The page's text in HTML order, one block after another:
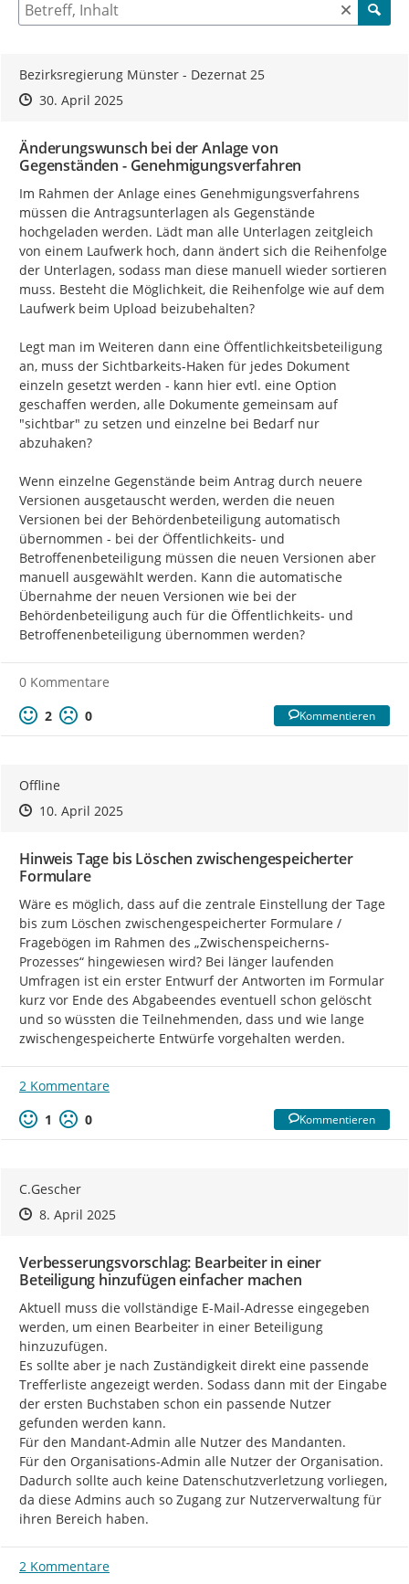
Bezirksregierung Münster - Dezernat 25
Zeitpunkt des Erstellens
Zeitpunkt des Erstellens
30. April 2025Zur Äußerung
Änderungswunsch bei der Anlage von
Gegenständen - Genehmigungsverfahren
Im Rahmen der Anlage eines Genehmigungsverfahrens
müssen die Antragsunterlagen als Gegenstände
hochgeladen werden. Lädt man alle Unterlagen zeitgleich
von einem Laufwerk hoch, dann ändert sich die Reihenfolge
der Unterlagen, sodass man diese manuell wieder sortieren
muss. Besteht die Möglichkeit, die Reihenfolge wie auf dem
Laufwerk beim Upload beizubehalten?
Legt man im Weiteren dann eine Öffentlichkeitsbeteiligung
an, muss der Sichtbarkeits-Haken für jedes Dokument
einzeln gesetzt werden - kann hier evtl. eine Option
geschaffen werden, alle Dokumente gemeinsam auf
"sichtbar" zu setzen und einzelne bei Bedarf nur
abzuhaken?
Wenn einzelne Gegenstände beim Antrag durch neuere
Versionen ausgetauscht werden, werden die neuen
Versionen bei der Behördenbeteiligung automatisch
übernommen - bei der Öffentlichkeits- und
Betroffenenbeteiligung müssen die neuen Versionen aber
manuell ausgewählt werden. Kann die automatische
Übernahme der neuen Versionen wie bei der
Behördenbeteiligung auch für die Öffentlichkeits- und
Betroffenenbeteiligung übernommen werden?
0 Kommentare
2
0 Kommentieren
Offline
Zeitpunkt des Erstellens
Zeitpunkt des Erstellens
10. April 2025Zur Äußerung
Hinweis Tage bis Löschen zwischengespeicherter
Formulare
Wäre es möglich, dass auf die zentrale Einstellung der Tage
bis zum Löschen zwischengespeicherter Formulare /
Fragebögen im Rahmen des „Zwischenspeicherns-
Prozesses“ hingewiesen wird? Bei länger laufenden
Umfragen ist ein erster Entwurf der Antworten im Formular
kurz vor Ende des Abgabeendes eventuell schon gelöscht
und so wüssten die Teilnehmenden, dass und wie lange
zwischengespeicherte Entwürfe vorgehalten werden.
2 Kommentare
1
0 Kommentieren
C.Gescher
Zeitpunkt des Erstellens
Zeitpunkt des Erstellens
8. April 2025Zur Äußerung
Verbesserungsvorschlag: Bearbeiter in einer
Beteiligung hinzufügen einfacher machen
Aktuell muss die vollständige E-Mail-Adresse eingegeben
werden, um einen Bearbeiter in einer Beteiligung
hinzuzufügen.
Es sollte aber je nach Zuständigkeit direkt eine passende
Trefferliste angezeigt werden. Sodass dann mit der Eingabe
der ersten Buchstaben schon ein passende Nutzer
gefunden werden kann.
Für den Mandant-Admin alle Nutzer des Mandanten.
Für den Organisations-Admin alle Nutzer der Organisation.
Dadurch sollte auch keine Datenschutzverletzung vorliegen,
da diese Admins auch so Zugang zur Nutzerverwaltung für
ihren Bereich haben.
2 Kommentare